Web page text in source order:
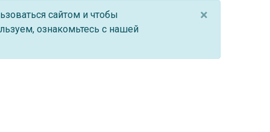
подшипники и ступицы
коммерческий транспорт
сайтом и чтобы
ознакомьтесь с нашей
×